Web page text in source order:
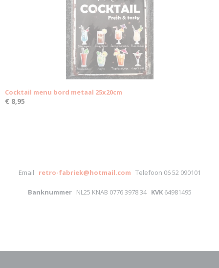
Cocktail menu bord metaal 25x20cm
€ 8,95
Email retro-fabriek@hotmail.com Telefoon 06 52 090101
Banknummer NL25 KNAB 0776 3978 34 KVK64981495